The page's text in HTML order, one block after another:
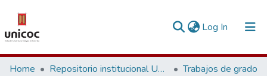
Log In (current)
Communities & Collections
Home Repositorio institucional Unicoc, RI-unicoc
Trabajos de grado